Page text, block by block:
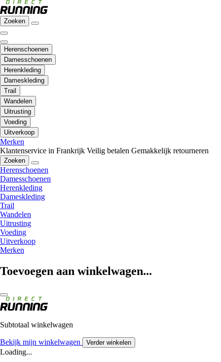
Zoeken
Herenschoenen
Damesschoenen
Herenkleding
Dameskleding
Trail
Wandelen
Uitrusting
Voeding
Uitverkoop
Merken
Klantenservice in Frankrijk Veilig betalen Gemakkelijk retourneren
Zoeken
Herenschoenen
Damesschoenen
Herenkleding
Dameskleding
Trail
Wandelen
Uitrusting
Voeding
Uitverkoop
Merken
Toevoegen aan winkelwagen...
Subtotaal winkelwagen
Bekijk mijn winkelwagen Verder winkelen
Loading...